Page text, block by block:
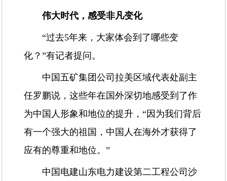
伟大时代，感受非凡变化
“过去5年来，大家体会到了哪些变
化？”有记者提问。
中国五矿集团公司拉美区域代表处副主
任罗鹏说，这些年在国外深切地感受到了作
为中国人形象和地位的提升，“因为我们背后
有一个强大的祖国，中国人在海外才获得了
应有的尊重和地位。”
中国电建山东电力建设第二工程公司沙